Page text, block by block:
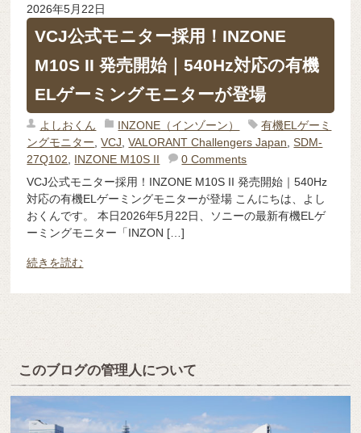
2026年5月22日
VCJ公式モニター採用！INZONE
M10S II 発売開始｜540Hz対応の有機
ELゲーミングモニターが登場
よしおくん INZONE（インゾーン）
有機ELゲーミ
ングモニター ,VCJ ,VALORANT Challengers Japan ,SDM-
27Q102
INZONE M10S II
0 Comments
VCJ公式モニター採用！INZONE M10S II 発売開始｜540Hz
対応の有機ELゲーミングモニターが登場 こんにちは、よし
おくんです。 本日2026年5月22日、ソニーの最新有機ELゲ
ーミングモニター「INZON […]
続きを読む
このブログの管理人について